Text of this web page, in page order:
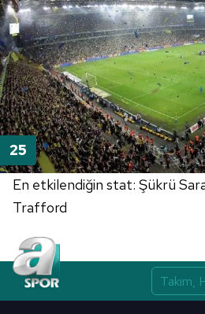
En etkilendiğin stat: Şükrü
Trafford